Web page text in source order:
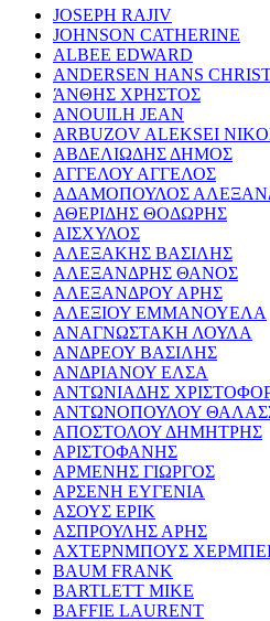
JOSEPH RAJIV
JOHNSON CATHERINE
ALBEE EDWARD
ANDERSEN HANS
ΆΝΘΗΣ ΧΡΗΣΤΟΣ
ANOUILH JEAN
ARBUZOV ALEKSEI
ΑΒΔΕΛΙΩΔΗΣ ΔΗΜΟΣ
ΑΓΓΕΛΟΥ ΑΓΓΕΛΟΣ
ΑΔΑΜΟΠΟΥΛΟΣ
ΑΘΕΡΙΔΗΣ ΘΟΔΩΡΗΣ
ΑΙΣΧΥΛΟΣ
ΑΛΕΞΑΚΗΣ ΒΑΣΙΛΗΣ
ΑΛΕΞΑΝΔΡΗΣ ΘΑΝΟΣ
ΑΛΕΞΑΝΔΡΟΥ ΑΡΗΣ
ΑΛΕΞΙΟΥ ΕΜΜΑΝΟΥΕΛΑ
ΑΝΑΓΝΩΣΤΑΚΗ ΛΟΥΛΑ
ΑΝΔΡΕΟΥ ΒΑΣΙΛΗΣ
ΑΝΔΡΙΑΝΟΥ ΕΛΣΑ
ΑΝΤΩΝΙΑΔΗΣ
ΑΝΤΩΝΟΠΟΥΛΟΥ
ΑΠΟΣΤΟΛΟΥ ΔΗΜΗΤΡΗΣ
ΑΡΙΣΤΟΦΑΝΗΣ
ΑΡΜΕΝΗΣ ΓΙΩΡΓΟΣ
ΑΡΣΕΝΗ ΕΥΓΕΝΙΑ
ΑΣΟΥΣ ΕΡΙΚ
ΑΣΠΡΟΥΛΗΣ ΑΡΗΣ
ΑΧΤΕΡΝΜΠΟΥΣ
BAUM FRANK
BARTLETT MIKE
BAFFIE LAURENT